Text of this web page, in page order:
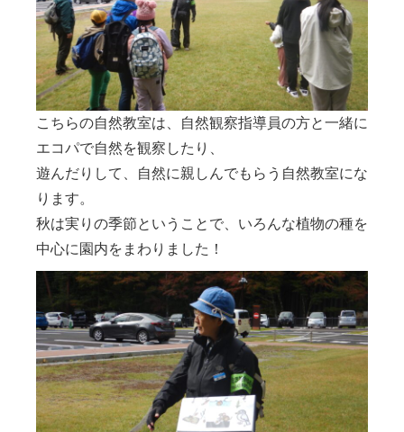
こちらの自然教室は、自然観察指導員の方と一緒に
エコパで自然を観察したり、
遊んだりして、自然に親しんでもらう自然教室にな
ります。
秋は実りの季節ということで、いろんな植物の種を
中心に園内をまわりました！